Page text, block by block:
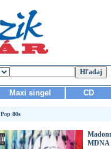
Maxi singel CD
Pop 80s
MDNA